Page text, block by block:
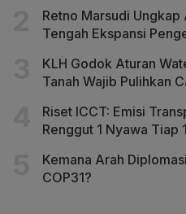
Retno Marsudi
Tengah Ekspansi
KLH Godok Aturan
Tanah Wajib Pulihkan
Riset ICCT: Emisi
Renggut 1 Nyawa Tiap
Kemana Arah
COP31?